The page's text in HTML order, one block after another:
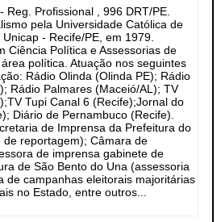
Reg. Profissional , 996 DRT/PE.
pela Universidade Católica de
- Recife/PE, em 1979.
Ciência Política e Assessorias de
política. Atuação nos seguintes
Rádio Olinda (Olinda PE); Rádio
Rádio Palmares (Maceió/AL); TV
Tupi Canal 6 (Recife);Jornal do
Diário de Pernambuco (Recife).
de Imprensa da Prefeitura do
de reportagem); Câmara de
de imprensa gabinete de
de São Bento do Una (assessoria
de campanhas eleitorais majoritárias
no Estado, entre outros...